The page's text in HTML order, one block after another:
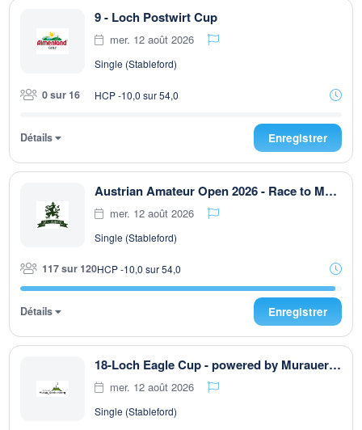
9 - Loch Postwirt Cup
mer. 12 août 2026
Single (Stableford)
0 sur 16 HCP -10,0 sur 54,0
Détails Enregistrer
Austrian Amateur Open 2026 - Race to Malaysia
mer. 12 août 2026
Single (Stableford)
117 sur 120HCP -10,0 sur 54,0
Détails Enregistrer
18-Loch Eagle Cup - powered by Murauer Bier
mer. 12 août 2026
Single (Stableford)